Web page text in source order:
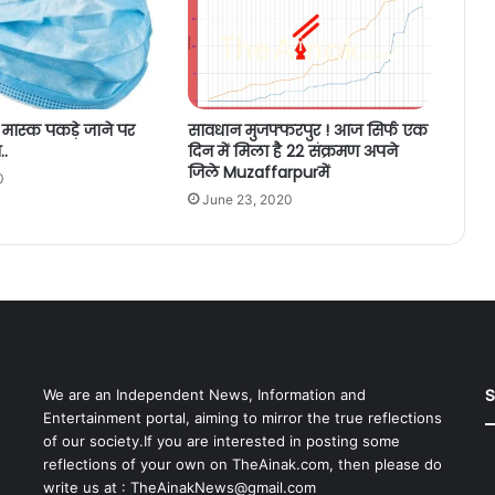
मास्क पकड़े जाने पर
सावधान मुजफ्फरपुर ! आज सिर्फ एक
दिन में मिला है 22 संक्रमण अपने
जिले Muzaffarpurमें
June 23, 2020
We are an Independent News, Information and
Entertainment portal, aiming to mirror the true reflections
of our society.If you are interested in posting some
reflections of your own on TheAinak.com, then please do
write us at : TheAinakNews@gmail.com